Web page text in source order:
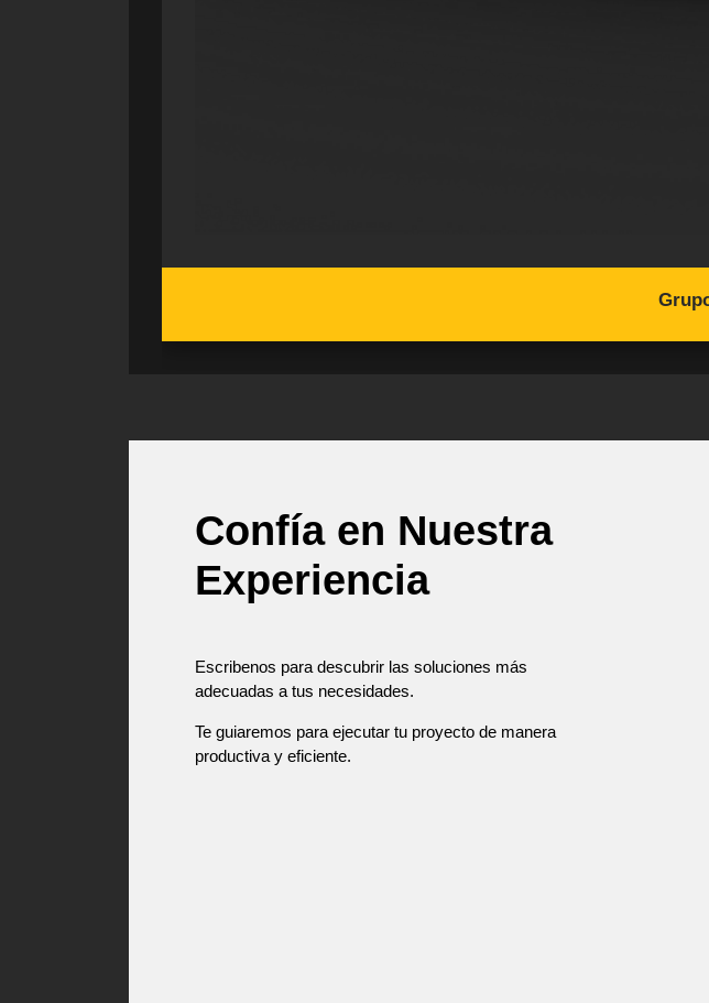
Confía en Nuestra
Experiencia
Escribenos para descubrir las soluciones más
adecuadas a tus necesidades.
Te guiaremos para ejecutar tu proyecto de manera
productiva y eficiente.